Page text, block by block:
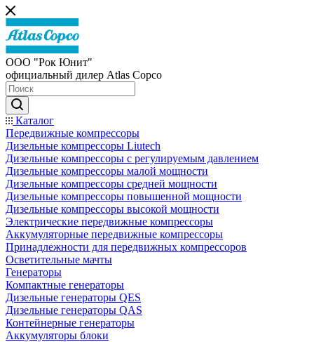
ООО "Рок Юнит"
официальный дилер Atlas Copco
Каталог
Передвижные компрессоры
Дизельные компрессоры Liutech
Дизельные компрессоры с регулируемым давлением
Дизельные компрессоры малой мощности
Дизельные компрессоры средней мощности
Дизельные компрессоры повышенной мощности
Дизельные компрессоры высокой мощности
Электрические передвижные компрессоры
Аккумуляторные передвижные компрессоры
Принадлежности для передвижных компрессоров
Осветительные мачты
Генераторы
Компактные генераторы
Дизельные генераторы QES
Дизельные генераторы QAS
Контейнерные генераторы
Аккумуляторы блоки